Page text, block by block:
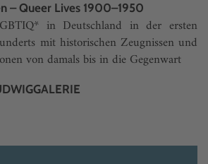
– Queer Lives 1900–1950
in Deutschland in der ersten
mit historischen Zeugnissen und
von damals bis in die Gegenwart